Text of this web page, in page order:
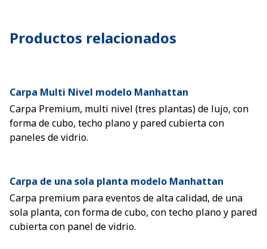
Productos relacionados
Carpa Multi Nivel modelo Manhattan
Carpa Premium, multi nivel (tres plantas) de lujo, con
forma de cubo, techo plano y pared cubierta con
paneles de vidrio.
Carpa de una sola planta modelo Manhattan
Carpa premium para eventos de alta calidad, de una
sola planta, con forma de cubo, con techo plano y pared
cubierta con panel de vidrio.